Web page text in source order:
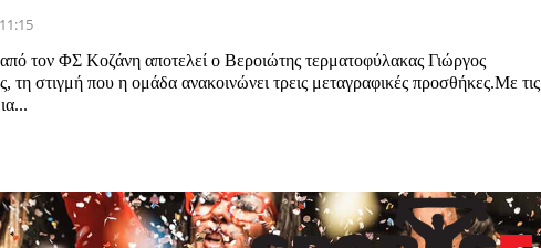
τον ΦΣ Κοζάνη αποτελεί ο Βεροιώτης τερματοφύλακας Γιώργος
τη στιγμή που η ομάδα ανακοινώνει τρεις μεταγραφικές προσθήκες.Με τις